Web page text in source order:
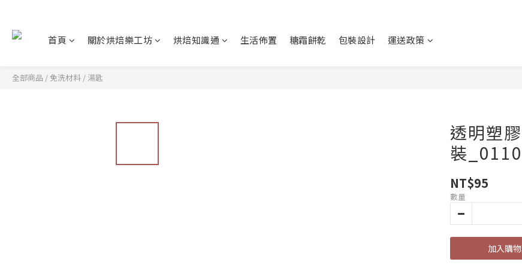
首頁 關於烘焙樂工坊 烘焙知識通 生活佈置 糖霜餅乾 包裝設計 運送政策
全部商品 / 免洗材料 / 湯匙
透明塑
裝
NT$95
數量
加入購